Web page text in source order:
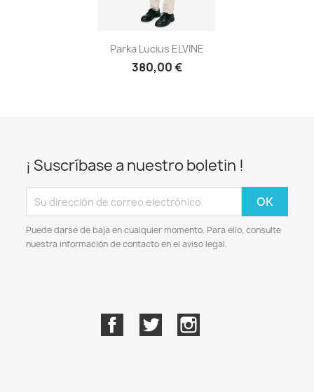
Parka Lucius ELVINE
380,00 €
¡ Suscríbase a nuestro boletin !
Puede darse de baja en cualquier momento. Para ello, consulte
nuestra información de contacto en el aviso legal.
FacebookTwitter